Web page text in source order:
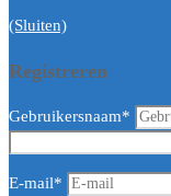
(Sluiten)
Registreren
Gebruikersnaam*
E-mail*